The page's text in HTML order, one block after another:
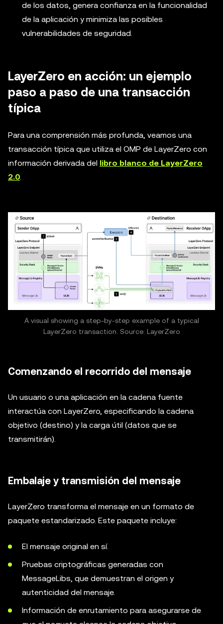
de los datos, genera confianza en la funcionalidad
de la aplicación y minimiza las posibles
vulnerabilidades de seguridad.
LayerZero en acción: un ejemplo
paso a paso de una transacción
típica
Para una comprensión más profunda, veamos una
transacción típica que utiliza el OMP de LayerZero con
información derivada del libro blanco de LayerZero
2.0.
A visual showing a step-by-step example of a typical
LayerZero transaction. Source: LayerZero
Comenzando el recorrido del mensaje
Un usuario o una aplicación en la cadena fuente
interactúa con LayerZero, especificando la cadena
objetivo (destino) y la carga útil (datos que se
transmitirán).
Embalaje y transmisión del mensaje
LayerZero transforma el mensaje en un formato de
paquete estandarizado. Este paquete incluye:
El mensaje original en sí.
Pruebas criptográficas generadas con
MessageLibs, que demuestran el origen y
autenticidad del mensaje.
Información de enrutamiento para asegurarse de